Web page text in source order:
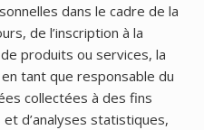
dans le cadre de la
de l’inscription à la
produits ou services, la
tant que responsable du
collectées à des fins
et d’analyses statistiques,